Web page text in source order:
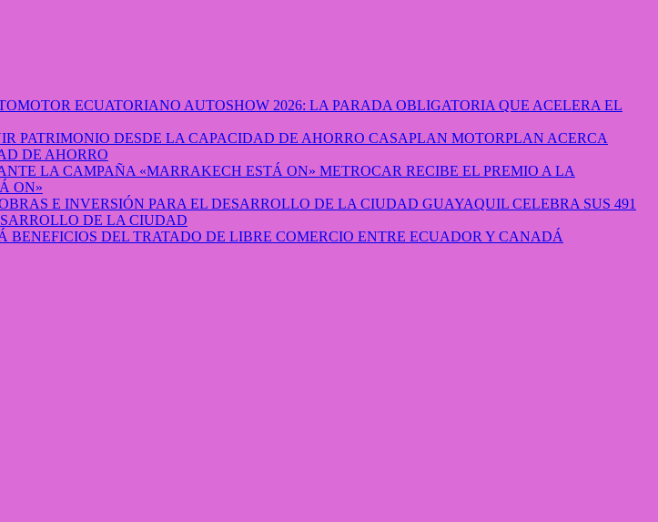
AUTOSHOW 2026: LA PARADA OBLIGATORIA QUE ACELERA EL
CASAPLAN MOTORPLAN ACERCA
DE AHORRO
METROCAR RECIBE EL PREMIO A LA
ON»
GUAYAQUIL CELEBRA SUS 491
DE LA CIUDAD
BENEFICIOS DEL TRATADO DE LIBRE COMERCIO ENTRE ECUADOR Y CANADÁ